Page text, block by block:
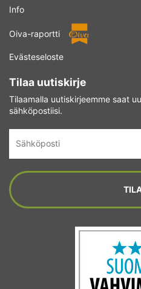
Info
Oiva-raportti
Evästeseloste
Tilaa uutiskirje
Tilaamalla uutiskirjeemme saat
sähköpostiisi.